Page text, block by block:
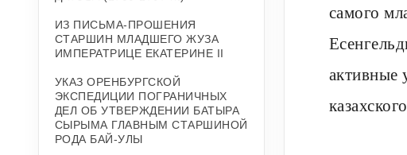
ИЗ ПИСЬМА-ПРОШЕНИЯ
СТАРШИН МЛАДШЕГО ЖУЗА
ИМПЕРАТРИЦЕ ЕКАТЕРИНЕ II
УКАЗ ОРЕНБУРГСКОЙ
ЭКСПЕДИЦИИ ПОГРАНИЧНЫХ
ДЕЛ ОБ УТВЕРЖДЕНИИ БАТЫРА
СЫРЫМА ГЛАВНЫМ СТАРШИНОЙ
РОДА БАЙ-УЛЫ
самого
активные